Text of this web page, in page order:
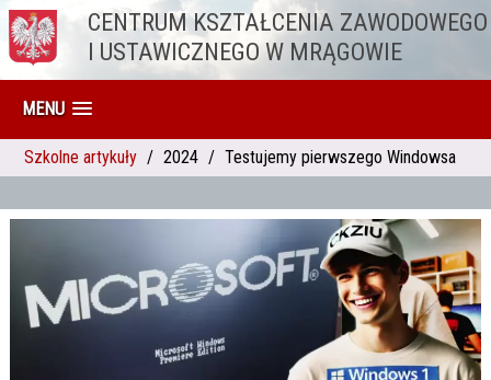
Przejdź do treściCENTRUM KSZTAŁCENIA ZAWODOWEGO
I USTAWICZNEGO W MRĄGOWIE
MENU
Szkolne artykuły 2024 Testujemy pierwszego Windowsa